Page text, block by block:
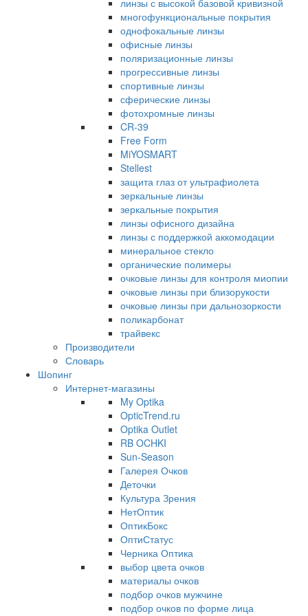
линзы с высокой базовой кривизной
многофункциональные покрытия
однофокальные линзы
офисные линзы
поляризационные линзы
прогрессивные линзы
спортивные линзы
сферические линзы
фотохромные линзы
CR-39
Free Form
MiYOSMART
Stellest
защита глаз от ультрафиолета
зеркальные линзы
зеркальные покрытия
линзы офисного дизайна
линзы с поддержкой аккомодации
минеральное стекло
органические полимеры
очковые линзы для контроля миопии
очковые линзы при близорукости
очковые линзы при дальнозоркости
поликарбонат
трайвекс
Производители
Словарь
Шопинг
Интернет-магазины
My Optika
OpticTrend.ru
Optika Outlet
RB OCHKI
Sun-Season
Галерея Очков
Деточки
Культура Зрения
НетОптик
ОптикБокс
ОптиСтатус
Черника Оптика
выбор цвета очков
материалы очков
подбор очков мужчине
подбор очков по форме лица